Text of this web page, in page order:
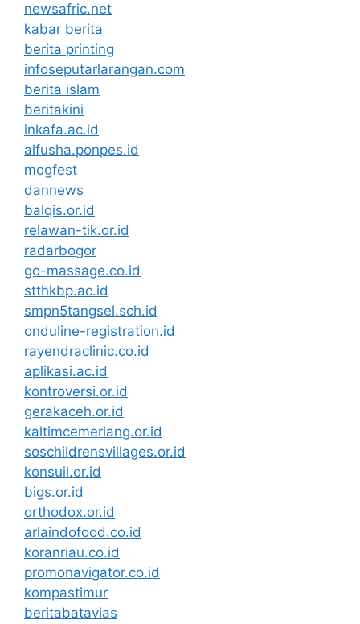
newsafric.net
kabar berita
berita printing
infoseputarlarangan.com
berita islam
beritakini
inkafa.ac.id
alfusha.ponpes.id
mogfest
dannews
balqis.or.id
relawan-tik.or.id
radarbogor
go-massage.co.id
stthkbp.ac.id
smpn5tangsel.sch.id
onduline-registration.id
rayendraclinic.co.id
aplikasi.ac.id
kontroversi.or.id
gerakaceh.or.id
kaltimcemerlang.or.id
soschildrensvillages.or.id
konsuil.or.id
bigs.or.id
orthodox.or.id
arlaindofood.co.id
koranriau.co.id
promonavigator.co.id
kompastimur
beritabatavias